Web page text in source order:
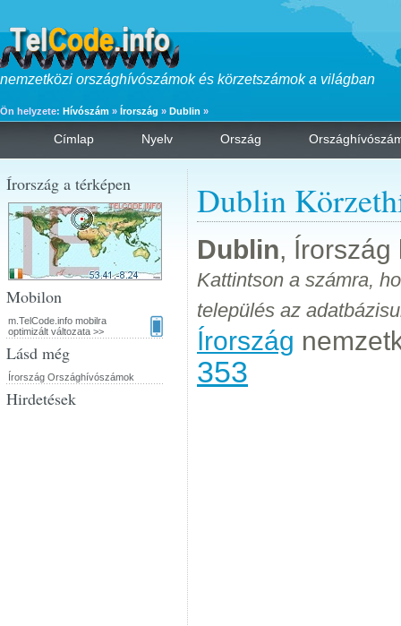
nemzetközi országhívószámok és körzetszámok a világban
Ön helyzete: Hívószám » Írország » Dublin »
Címlap Nyelv Ország
Dublin
Dublin,
Kattintson a számra,
település az
Írország
353
Írország a térképen
Mobilon
m.TelCode.info mobilra
optimizált változata >>
Lásd még
Írország Országhívószámok
Hirdetések